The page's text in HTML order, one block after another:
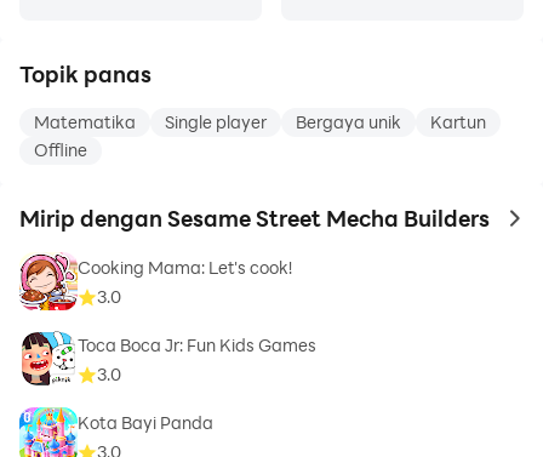
Topik panas
Matematika Single player Bergaya unik
Kartun
Offline
Mirip dengan Sesame Street Mecha Builders to
Cooking Mama: Let's cook!
3.0
Toca Boca Jr: Fun Kids Games
3.0
Kota Bayi Panda
3.0